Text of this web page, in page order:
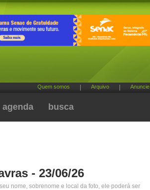
Quem somos Arquivo Anuncie
agenda busca
- 23/06/26
nome, sobrenome e local da foto, ele poderá ser